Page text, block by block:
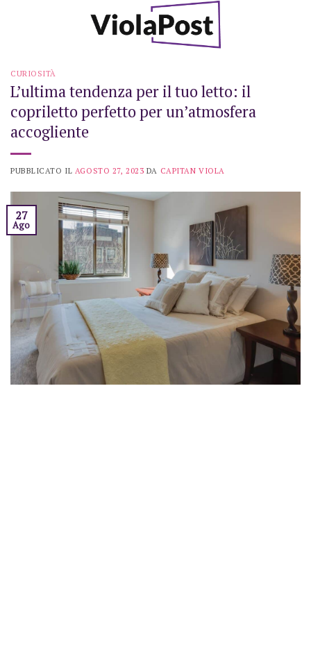
CURIOSITÀ
L’ultima tendenza per il tuo letto: il
copriletto perfetto per un’atmosfera
accogliente
PUBBLICATO IL AGOSTO 27, 2023 DA CAPITAN VIOLA
27
Ago